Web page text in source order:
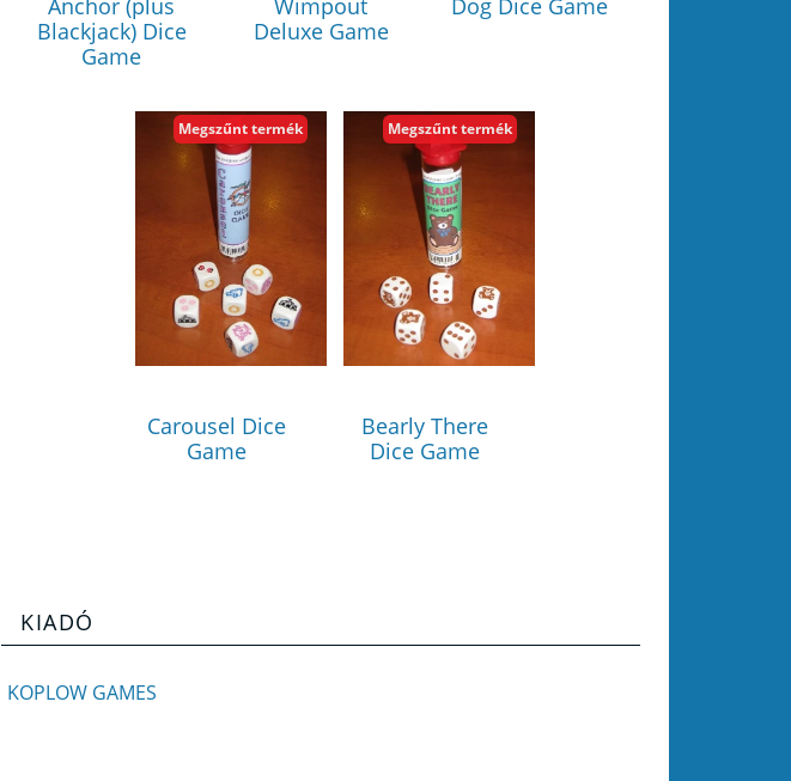
Anchor (plus
Blackjack) Dice
Game
Wimpout
Deluxe Game
Dog Dice Game
Carousel Dice
Game
Megszűnt termék
Bearly There
Dice Game
Megszűnt termék
KIADÓ
KOPLOW GAMES